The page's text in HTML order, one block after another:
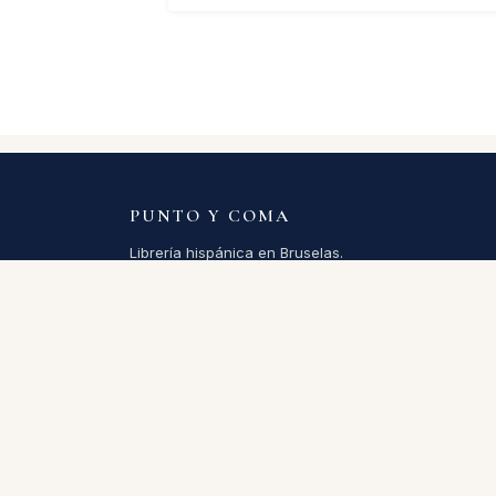
PUNTO Y COMA
Librería hispánica en Bruselas.